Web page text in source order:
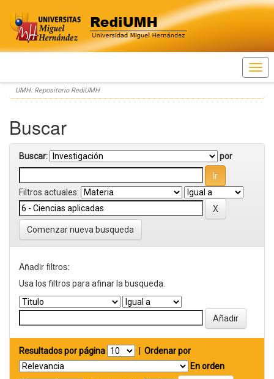
Skip
navigation
UMH: Repositorio RediUMH
Buscar
Buscar: por
Filtros actuales:
Comenzar nueva busqueda
Añadir filtros:
Usa los filtros para afinar la busqueda.
Resultados por página
Ordenar por
En orden